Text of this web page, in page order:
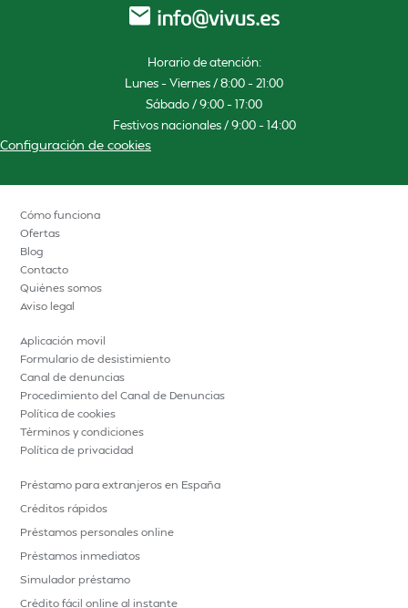
Horario de atención:
Lunes – Viernes / 8:00 – 21:00
Sábado / 9:00 – 17:00
Festivos nacionales / 9:00 – 14:00
Configuración de cookies
Cómo funciona
Ofertas
Blog
Contacto
Quiénes somos
Aviso legal
Aplicación movil
Formulario de desistimiento
Canal de denuncias
Procedimiento del Canal de Denuncias
Política de cookies
Términos y condiciones
Política de privacidad
Préstamo para extranjeros en España
Créditos rápidos
Préstamos personales online
Préstamos inmediatos
Simulador préstamo
Crédito fácil online al instante